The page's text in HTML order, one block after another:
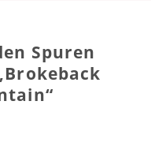
Spuren